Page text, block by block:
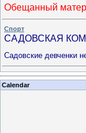
Обещанный
Спорт
САДОВСКАЯ
Cадовские девченки
Calendar